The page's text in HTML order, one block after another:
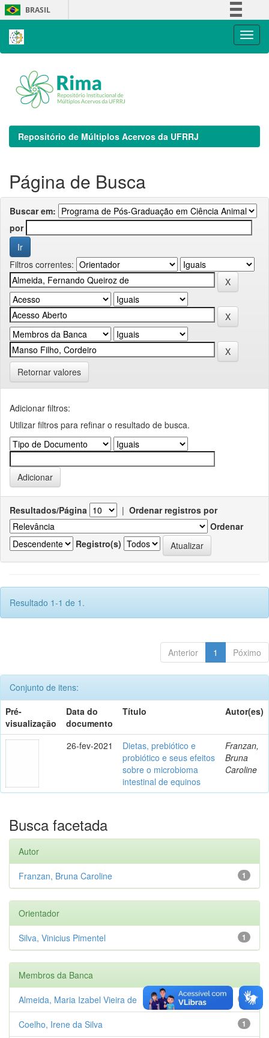
Skip
navigation
BRASIL
Repositório de Múltiplos Acervos da UFRRJ
Página de Busca
Buscar em:
por
Filtros correntes:
Retornar valores
Adicionar filtros:
Utilizar filtros para refinar o resultado de busca.
Resultados/Página | Ordenar registros por
Ordenar
Registro(s)
Resultado 1-1 de 1.
Anterior 1 Póximo
Conjunto de itens:
Pré-
visualização
Data do
documento
Título Autor(es)
26-fev-2021
Dietas, prebiótico e
probiótico e seus efeitos
sobre o microbioma
intestinal de equinos
Franzan,
Bruna
Caroline
Busca facetada
Autor
1
Franzan, Bruna Caroline
Orientador
1
Silva, Vinicius Pimentel
Membros da Banca
1
Almeida, Maria Izabel Vieira de
1
Coelho, Irene da Silva